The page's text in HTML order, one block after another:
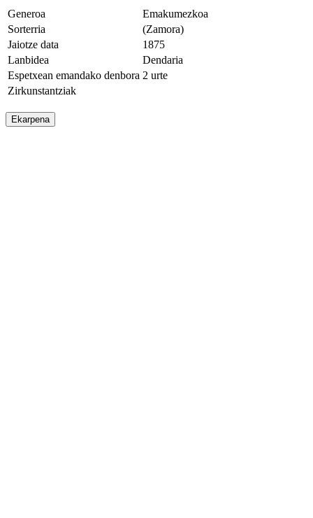
Generoa
Emakumezkoa
Sorterria
(Zamora)
Jaiotze data
1875
Lanbidea
Dendaria
Espetxean emandako denbora 2 urte
Zirkunstantziak